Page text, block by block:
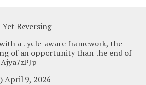
Reversing
a cycle-aware framework, the
of an opportunity than the end of
April 9, 2026